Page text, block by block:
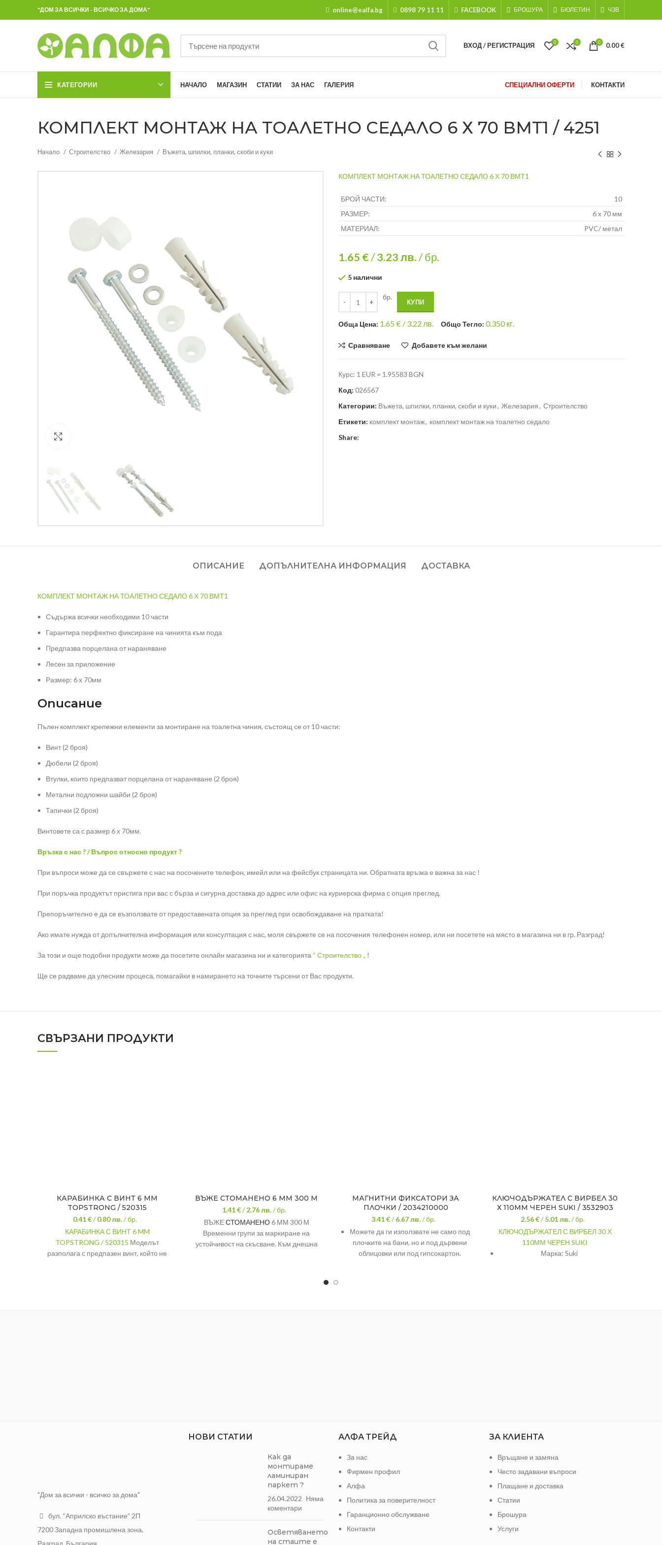
"ДОМ ЗА ВСИЧКИ - ВСИЧКО ЗА ДОМА" online@ealfa.bg 0898 79 11 11 FACEBOOK БРОШУРА БЮЛЕТИН ЧЗВ
ВХОД / РЕГИСТРАЦИЯ 0 0 0 0.00€
КАТЕГОРИИ НАЧАЛО МАГАЗИН СТАТИИ ЗА НАС ГАЛЕРИЯ СПЕЦИАЛНИ ОФЕРТИ КОНТАКТИ
КОМПЛЕКТ МОНТАЖ НА ТОАЛЕТНО СЕДАЛО 6 Х 70 ВМТ1 / 4251
Начало Строителство Железария Въжета, шпилки, планки, скоби и куки
КОМПЛЕКТ МОНТАЖ НА ТОАЛЕТНО СЕДАЛО 6 Х 70 ВМТ1
БРОЙ ЧАСТИ:
10
РАЗМЕР:
6 х 70 мм
МАТЕРИАЛ:
PVC/ метал
1.65 €/3.23лв./ бр.
5 налични
бр.
КУПИ
Общa Цена: 1.65€ / 3.22 лв. Общо Тегло: 0.350кг.
Сравняване Добавете към желани
Курс: 1 EUR = 1.95583 BGN
Код: 026567
Категории: Въжета, шпилки, планки, скоби и куки, Железария, Строителство
Етикети: комплект монтаж, комплект монтаж на тоалетно седало
Share:
ОПИСАНИЕ ДОПЪЛНИТЕЛНА ИНФОРМАЦИЯ ДОСТАВКА
КОМПЛЕКТ МОНТАЖ НА ТОАЛЕТНО СЕДАЛО 6 Х 70 ВМТ1
Съдържа всички необходими 10 части
Гарантира перфектно фиксиране на чинията към пода
Предпазва порцелана от нараняване
Лесен за приложение
Размер: 6 х 70мм
Описание
Пълен комплект крепежни елементи за монтиране на тоалетна чиния, състоящ се от 10 части:
Винт (2 броя)
Дюбели (2 броя)
Втулки, които предпазват порцелана от нараняване (2 броя)
Метални подложни шайби (2 броя)
Тапички (2 броя)
Винтовете са с размер 6 х 70мм.
Връзка с нас ? / Въпрос относно продукт ?
При въпроси може да се свържете с нас на посочените телефон, имейл или на фейсбук страницата ни. Обратната връзка е важна за нас !
При поръчка продуктът пристига при вас с бърза и сигурна доставка до адрес или офис на куриерска фирма с опция преглед.
Препоръчително е да се възползвате от предоставената опция за преглед при освобождаване на пратката!
Ако имате нужда от допълнителна информация или консултация с нас, моля свържете се на посочения телефонен номер, или ни посетете на място в магазина ни в гр. Разград!
За този и още подобни продукти може да посетите онлайн магазина ни и категорията “ Строителство „ !
Ще се радваме да улесним процеса, помагайки в намирането на точните търсени от Вас продукти.
СВЪРЗАНИ ПРОДУКТИ
КАРАБИНКА С ВИНТ 6 MM
TOPSTRONG / 520315
0.41 €/0.80лв. / бр.
КАРАБИНКА С ВИНТ 6 MM
TOPSTRONG / 520315 Моделът
разполага с предпазен винт, който не
ВЪЖЕ СТОМАНЕНО 6 ММ 300 М
1.41 €/2.76лв. / бр.
ВЪЖЕСТОМАНЕНО6 ММ 300 М
Временни групи за маркиране на
устойчивост на скъсване. Към днешна
МАГНИТНИ ФИКСАТОРИ ЗА
ПЛОЧКИ / 2034210000
3.41 €/6.67лв. / бр.
Можете да ги използвате не само под
плочките на бани, но и под дървени
облицовки или под гипсокартон.
КЛЮЧОДЪРЖАТЕЛ С ВИРБЕЛ 30
Х 110ММ ЧЕРЕН SUKI / 3532903
2.56 €/5.01лв. / бр.
КЛЮЧОДЪРЖАТЕЛ С ВИРБЕЛ 30 Х
110ММ ЧЕРЕН SUKI
Марка: Suki
"Дом за всички - всичко за дома"
бул. “Априлско въстание” 2П
7200 Западна промишлена зона,
Разград, България
НОВИ СТАТИИ
Как да
монтираме
ламиниран
паркет ?
26.04.2022 Няма
коментари
Осветяването
на стаите е
АЛФА ТРЕЙД
За нас
Фирмен профил
Алфа
Политика за поверителност
Гаранционно обслужване
Контакти
ЗА КЛИЕНТА
Връщане и замяна
Често задавани въпроси
Плащане и доставка
Статии
Брошура
Услуги